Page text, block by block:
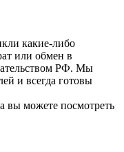
какие-либо
или обмен в
РФ. Мы
и всегда готовы
вы можете посмотреть